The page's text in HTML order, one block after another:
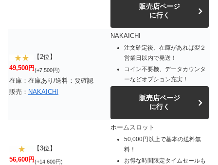
販売店ページ
に行く
【2位】
49,500円(+7,500円)
在庫：在庫あり/送料：要確認
販売： NAKAICHI
NAKAICHI
注文確定後、在庫があれば翌２
営業日以内で発送！
コイン不要機、データカウンタ
ーなどオプション充実！
販売店ページ
に行く
【3位】
56,600円(+14,600円)
ホームスロット
50,000円以上で基本の送料無
料！
お得な時間限定タイムセールも